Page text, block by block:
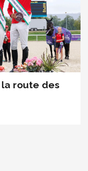
la route des